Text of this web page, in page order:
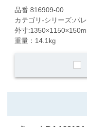
品番:816909-00
カテゴリ-シリーズ:パ
外寸
重量：14.1kg